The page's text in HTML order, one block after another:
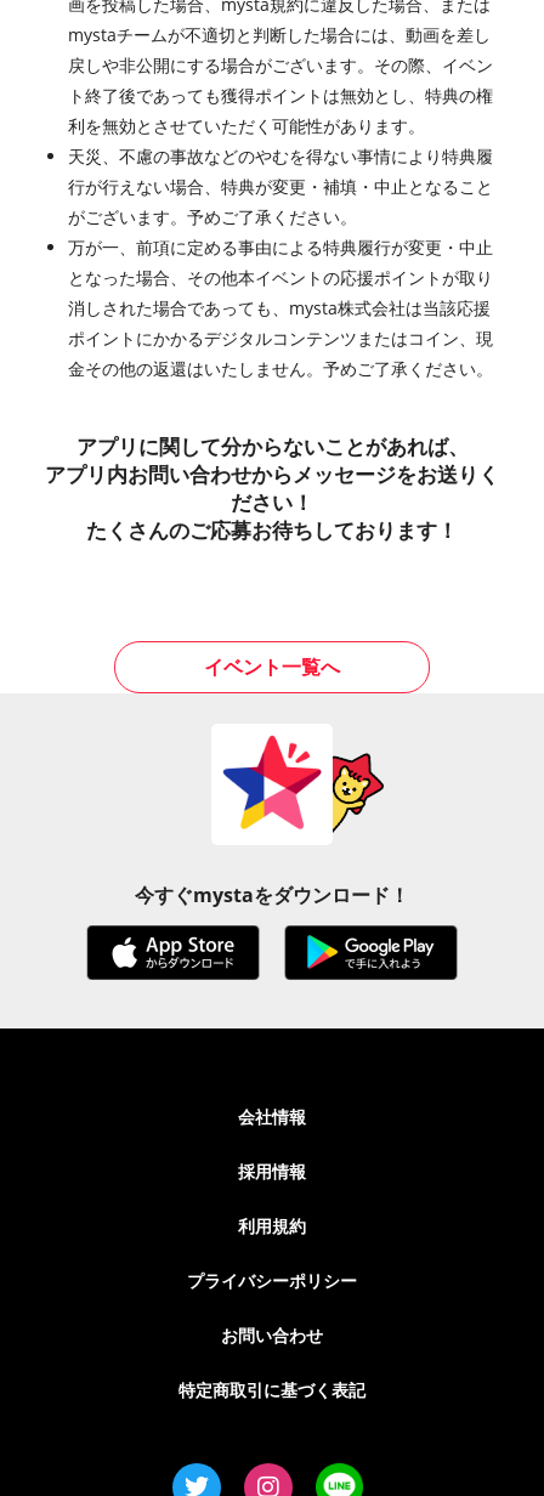
mystaチームが不適切と判断した場合には、動画を差し
戻しや非公開にする場合がございます。その際、イベン
ト終了後であっても獲得ポイントは無効とし、特典の権
利を無効とさせていただく可能性があります。
天災、不慮の事故などのやむを得ない事情により特典履
行が行えない場合、特典が変更・補填・中止となること
がございます。予めご了承ください。
万が一、前項に定める事由による特典履行が変更・中止
となった場合、その他本イベントの応援ポイントが取り
消しされた場合であっても、mysta株式会社は当該応援
ポイントにかかるデジタルコンテンツまたはコイン、現
金その他の返還はいたしません。予めご了承ください。
アプリに関して分からないことがあれば、
アプリ内お問い合わせからメッセージをお送りく
ださい！
たくさんのご応募お待ちしております！
イベント一覧へ
今すぐmystaをダウンロード！
会社情報
採用情報
利用規約
プライバシーポリシー
お問い合わせ
特定商取引に基づく表記